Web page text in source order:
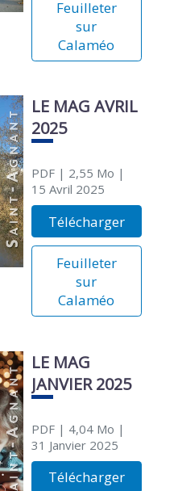
Feuilleter
sur
Calaméo
LE MAG AVRIL
2025
PDF| 2,55 Mo |
15 Avril 2025
Télécharger
Feuilleter
sur
Calaméo
LE MAG
JANVIER 2025
PDF| 4,04 Mo |
31 Janvier 2025
Télécharger